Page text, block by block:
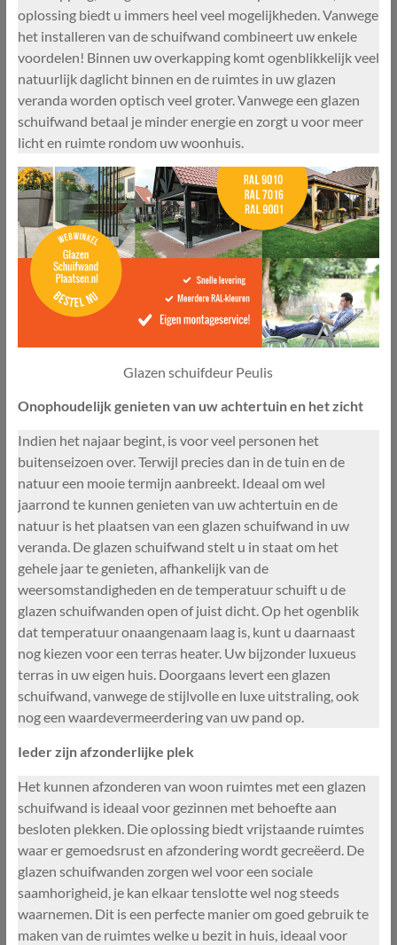
oplossing biedt u immers heel veel mogelijkheden. Vanwege
het installeren van de schuifwand combineert uw enkele
voordelen! Binnen uw overkapping komt ogenblikkelijk veel
natuurlijk daglicht binnen en de ruimtes in uw glazen
veranda worden optisch veel groter. Vanwege een glazen
schuifwand betaal je minder energie en zorgt u voor meer
licht en ruimte rondom uw woonhuis.
Glazen schuifdeur Peulis
Onophoudelijk genieten van uw achtertuin en het zicht
Indien het najaar begint, is voor veel personen het
buitenseizoen over. Terwijl precies dan in de tuin en de
natuur een mooie termijn aanbreekt. Ideaal om wel
jaarrond te kunnen genieten van uw achtertuin en de
natuur is het plaatsen van een glazen schuifwand in uw
veranda. De glazen schuifwand stelt u in staat om het
gehele jaar te genieten, afhankelijk van de
weersomstandigheden en de temperatuur schuift u de
glazen schuifwanden open of juist dicht. Op het ogenblik
dat temperatuur onaangenaam laag is, kunt u daarnaast
nog kiezen voor een terras heater. Uw bijzonder luxueus
terras in uw eigen huis. Doorgaans levert een glazen
schuifwand, vanwege de stijlvolle en luxe uitstraling, ook
nog een waardevermeerdering van uw pand op.
Ieder zijn afzonderlijke plek
Het kunnen afzonderen van woon ruimtes met een glazen
schuifwand is ideaal voor gezinnen met behoefte aan
besloten plekken. Die oplossing biedt vrijstaande ruimtes
waar er gemoedsrust en afzondering wordt gecreëerd. De
glazen schuifwanden zorgen wel voor een sociale
saamhorigheid, je kan elkaar tenslotte wel nog steeds
waarnemen. Dit is een perfecte manier om goed gebruik te
maken van de ruimtes welke u bezit in huis, ideaal voor